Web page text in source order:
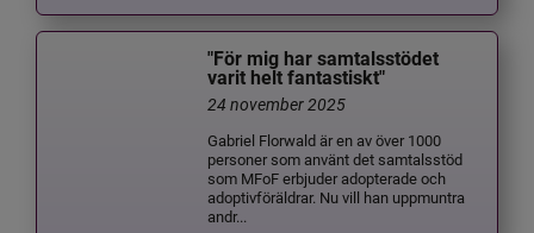
"För mig har samtalsstödet
varit helt fantastiskt"
24 november 2025
Gabriel Florwald är en av över 1000
personer som använt det samtalsstöd
som MFoF erbjuder adopterade och
adoptivföräldrar. Nu vill han uppmuntra
andr...